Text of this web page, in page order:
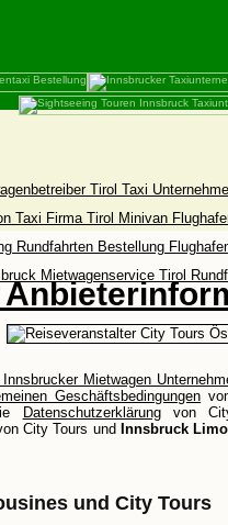
Mietwagen
Geschäftsbedingungen
Datenschutzerklärungvon
City Tours und Innsbruck
und City Tours